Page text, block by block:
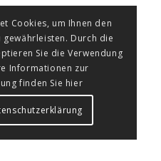
Cookies, um Ihnen den
Durch die
Sie die Verwendung
Informationen zur
finden Sie hier